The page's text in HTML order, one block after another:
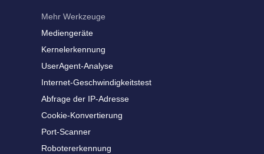
Mehr Werkzeuge
Mediengeräte
Kernelerkennung
UserAgent-Analyse
Internet-Geschwindigkeitstest
Abfrage der IP-Adresse
Cookie-Konvertierung
Port-Scanner
Robotererkennung